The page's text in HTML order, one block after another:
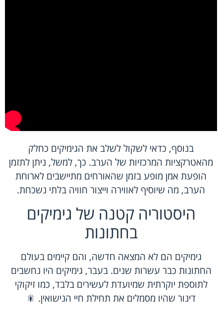
בנוסף, כדאי לשקול לשלב את הגימיקים כחלק
מהאטרקציות המרכזיות של הערב. כך, למשל, ניתן לתזמן
הופעת אמן מופע בזמן שהאורחים מתיישבים לארוחת
הערב, מה שיוסיף לאווירה וייצור חוויה בלתי נשכחת.
היסטוריה קטנה של גימיקים
בחתונות
גימיקים הם לא המצאה חדשה, והם קיימים בעולם
החתונות כבר עשרות שנים. בעבר, גימיקים היו נחשבים
לתוספת יוקרתית שמיועדת לעשירים בלבד, כמו זיקוקי
דינור שהיו מסמלים את תחילת חיי הנישואין. 🎇